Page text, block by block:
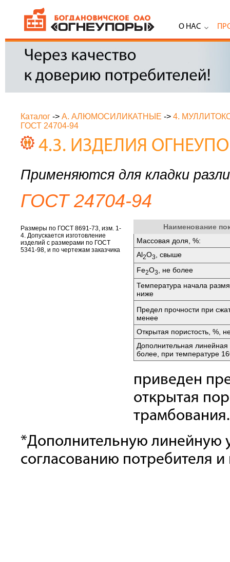
О НАС
Каталог -> А. АЛЮМОСИЛИКАТНЫЕ -> 4.
ГОСТ 24704-94
4.3. ИЗДЕЛИЯ
Применяются для кладки
ГОСТ 24704-94
Размеры по ГОСТ 8691-73, изм. 1-
4. Допускается изготовление
изделий с размерами по ГОСТ
5341-98, и по чертежам заказчика
Наименование
Массовая доля, %:
Аl2O3
, свыше
Fе2O3
, не более
Температура начала
ниже
Предел прочности при
менее
Открытая пористость, %,
Дополнительная линейная
более, при температуре
приведен
открытая
трамбования.
*Дополнительную линейную
согласованию потребителя и